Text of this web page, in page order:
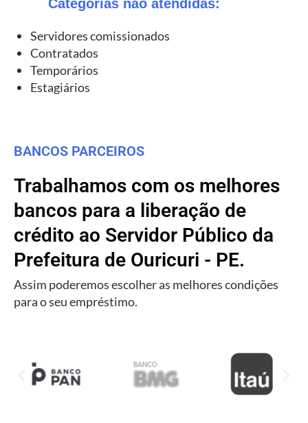
Categorias não atendidas:
Servidores comissionados
Contratados
Temporários
Estagiários
BANCOS PARCEIROS
Trabalhamos com os melhores
bancos para a liberação de
crédito ao Servidor Público da
Prefeitura de Ouricuri - PE.
Assim poderemos escolher as melhores condições
para o seu empréstimo.